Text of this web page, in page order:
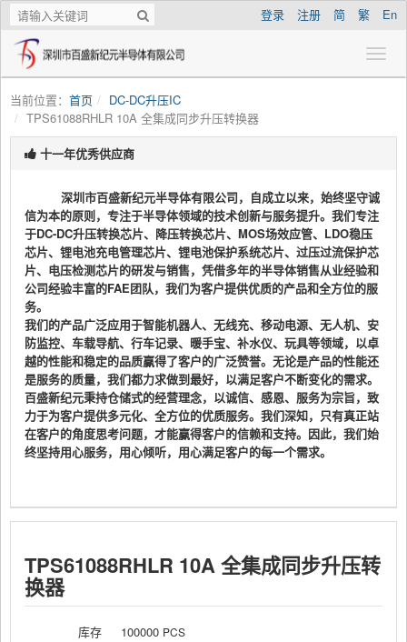
登录 注册 简 繁 En
当前位置： 首页
DC-DC升压IC
TPS61088RHLR 10A 全集成同步升压转换器
十一年优秀供应商
深圳市百盛新纪元半导体有限公司，自成立以来，始终坚守诚
信为本的原则，专注于半导体领域的技术创新与服务提升。我们专注
于DC-DC升压转换芯片、降压转换芯片、MOS场效应管、LDO稳压
芯片、锂电池充电管理芯片、锂电池保护系统芯片、过压过流保护芯
片、电压检测芯片的研发与销售，凭借多年的半导体销售从业经验和
公司经验丰富的FAE团队，我们为客户提供优质的产品和全方位的服
务。
我们的产品广泛应用于智能机器人、无线充、移动电源、无人机、安
防监控、车载导航、行车记录、暖手宝、补水仪、玩具等领域，以卓
越的性能和稳定的品质赢得了客户的广泛赞誉。无论是产品的性能还
是服务的质量，我们都力求做到最好，以满足客户不断变化的需求。
百盛新纪元秉持仓储式的经营理念，以诚信、感恩、服务为宗旨，致
力于为客户提供多元化、全方位的优质服务。我们深知，只有真正站
在客户的角度思考问题，才能赢得客户的信赖和支持。因此，我们始
终坚持用心服务，用心倾听，用心满足客户的每一个需求。
TPS61088RHLR 10A 全集成同步升压转
换器
库存 100000 PCS